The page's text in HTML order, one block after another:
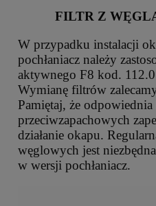
FILTR Z
W przypadku instalacji
pochłaniacz należy
aktywnego F8 kod.
Wymianę filtrów
Pamiętaj, że
przeciwzapachowych
działanie okapu.
węglowych jest
w wersji pochłaniacz.